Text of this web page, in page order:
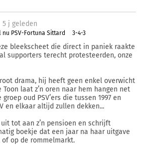
5 j geleden
nu PSV-Fortuna Sittard 3-4-3
bleekscheet die direct in paniek raakte
supporters terecht protesteerden, onze
drama, hij heeft geen enkel overwicht
laat z’n oren naar hem hangen net
oud PSV’ers die tussen 1997 en
en elkaar altijd zullen dekken...
tot aan z’n pensioen en schrijft
boekje dat een jaar na haar uitgave
op de rommelmarkt.